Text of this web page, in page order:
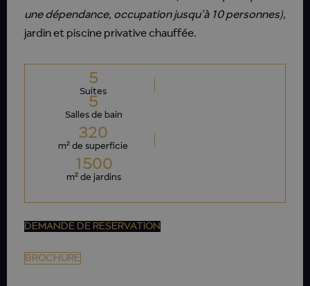
une dépendance, occupation jusqu’à 10 personnes),
jardin et piscine privative chauffée.
5
Suites
5
Salles de bain
320
m² de superficie
1500
m² de jardins
DEMANDE DE RESERVATION
BROCHURE